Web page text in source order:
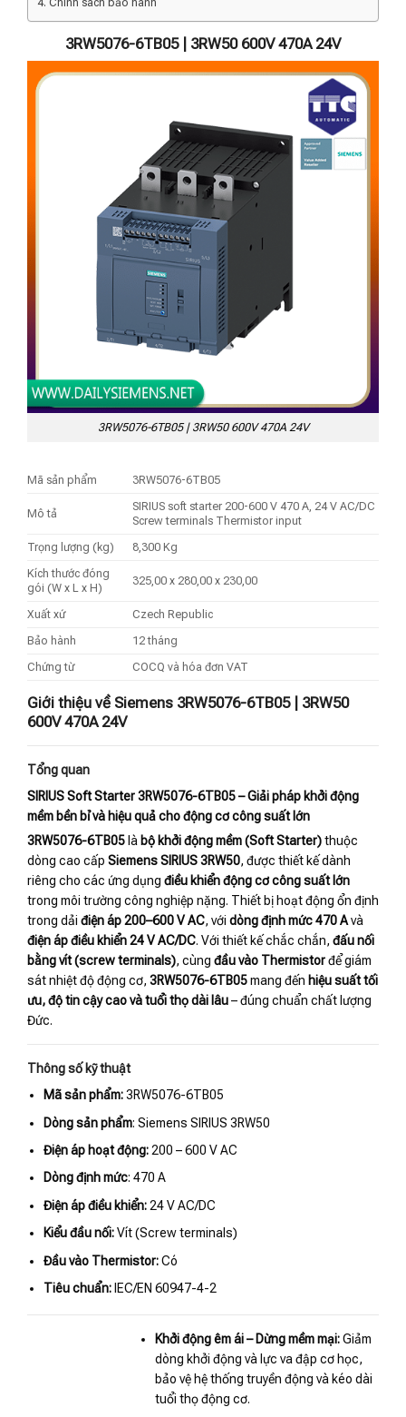
3RW5076-6TB05 | 3RW50 600V 470A 24V
3RW5076-6TB05 | 3RW50 600V 470A 24V
Mã sản phẩm 3RW5076-6TB05
Mô tả
SIRIUS soft starter 200-600 V 470 A, 24 V AC/DC
Screw terminals Thermistor input
Trọng lượng (kg)
8,300 Kg
Kích thước đóng
gói (W x L x H)
325,00 x 280,00 x 230,00
Xuất xứ
Czech Republic
Bảo hành
12 tháng
Chứng từ
COCQ và hóa đơn VAT
Giới thiệu về Siemens 3RW5076-6TB05 | 3RW50
600V 470A 24V
Tổng quan
SIRIUS Soft Starter 3RW5076-6TB05 – Giải pháp khởi động
mềm bền bỉ và hiệu quả cho động cơ công suất lớn
3RW5076-6TB05 là bộ khởi động mềm (Soft Starter)thuộc
dòng cao cấp Siemens SIRIUS 3RW50, được thiết kế dành
riêng cho các ứng dụng điều khiển động cơ công suất lớn
trong môi trường công nghiệp nặng. Thiết bị hoạt động ổn định
trong dải điện áp 200–600 V AC, với dòng định mức 470 Avà
điện áp điều khiển 24 V AC/DC. Với thiết kế chắc chắn, đấu nối
bằng vít (screw terminals), cùng đầu vào Thermistorđể giám
sát nhiệt độ động cơ, 3RW5076-6TB05mang đến hiệu suất tối
ưu, độ tin cậy cao và tuổi thọ dài lâu– đúng chuẩn chất lượng
Đức.
Thông số kỹ thuật
Mã sản phẩm:3RW5076-6TB05
Dòng sản phẩm: Siemens SIRIUS 3RW50
Điện áp hoạt động: 200 – 600 V AC
Dòng định mức: 470 A
Điện áp điều khiển: 24 V AC/DC
Kiểu đầu nối:Vít (Screw terminals)
Đầu vào Thermistor:Có
Tiêu chuẩn: IEC/EN 60947-4-2
Khởi động êm ái – Dừng mềm mại:Giảm
dòng khởi động và lực va đập cơ học,
bảo vệ hệ thống truyền động và kéo dài
tuổi thọ động cơ.